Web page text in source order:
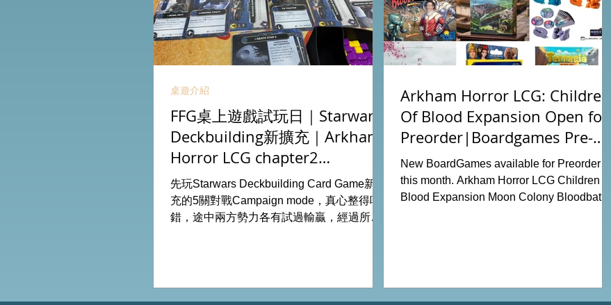
FFG桌上遊戲試玩日｜Starwars
Deckbuilding新擴充｜Arkham
Horror LCG chapter2
INVESTIGATOR deck
先玩Starwars Deckbuilding Card Game新擴
充的5關對戰Campaign mode，真心整得唔
錯，途中兩方勢力各有試過輸贏，經過所有
全天的FFG桌遊日完滿結束。 #桌遊場地 All
桌遊介紹
Arkham Horror LCG: Children
Of Blood Expansion Open for
Preorder|Boardgames Pre-
Order News July2026
New BoardGames available for Preorder for
this month. Arkham Horror LCG Children Of
Blood Expansion Moon Colony Bloodbath